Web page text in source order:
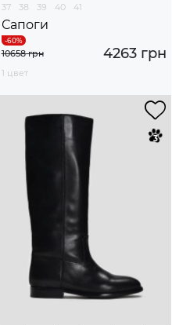
37 38 39 40 41
Сапоги
4263 грн
10658 грн
1 цвет